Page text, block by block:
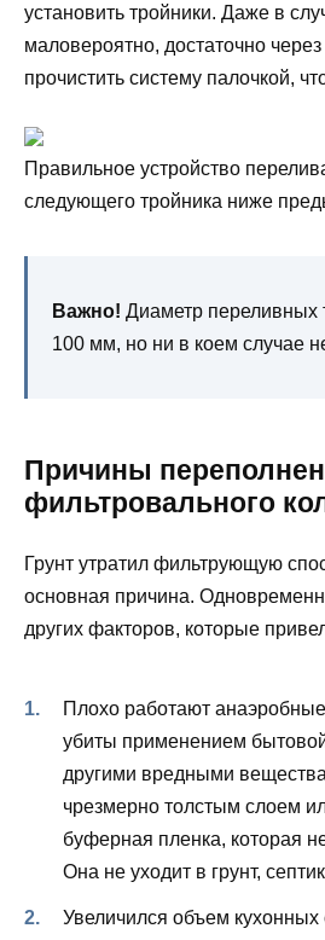
установить тройники. Даже в
маловероятно, достаточно
прочистить систему палочкой,
Правильное устройство
следующего тройника ниже
Важно! Диаметр переливных
100 мм, но ни в коем случае
Причины
фильтровального
Грунт утратил фильтрующую
основная причина.
других факторов, которые
Плохо работают
убиты применением
другими вредными
чрезмерно толстым слоем
буферная пленка, которая
Она не уходит в грунт,
Увеличился объем кухонных